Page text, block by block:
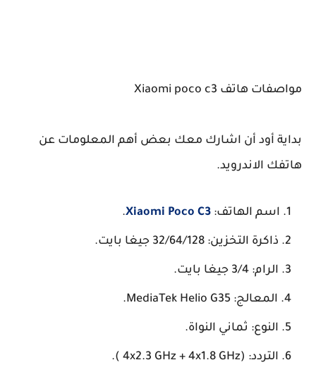
مواصفات هاتف Xiaomi poco c3
بداية أود أن اشارك معك بعض أهم المعلومات عن
هاتفك الاندرويد.
اسم الهاتف: Xiaomi Poco C3
.
ذاكرة التخزين: 32/64/128 جيغا بايت.
الرام: 3/4 جيغا بايت.
المعالج: MediaTek Helio G35.
النوع: ثماني النواة.
التردد: (4x2.3 GHz + 4x1.8 GHz ).